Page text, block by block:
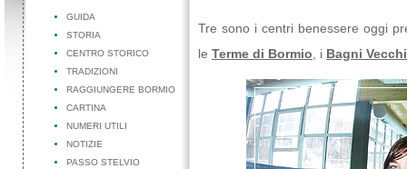
Tre sono i centri benessere oggi
le Terme di Bormio , i Bagni Vecchi
GUIDA
STORIA
CENTRO STORICO
TRADIZIONI
RAGGIUNGERE BORMIO
CARTINA
NUMERI UTILI
NOTIZIE
PASSO STELVIO